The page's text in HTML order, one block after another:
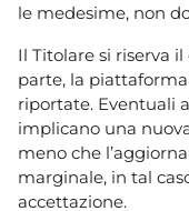
le medesime, non
Il Titolare si riserva
parte, la
riportate. Eventuali
implicano una
meno che
marginale, in tal
accettazione.